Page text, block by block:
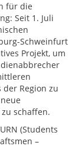
für die
Seit 1. Juli
Schweinfurt
Projekt, um
Region zu
schaffen.
(Students
–